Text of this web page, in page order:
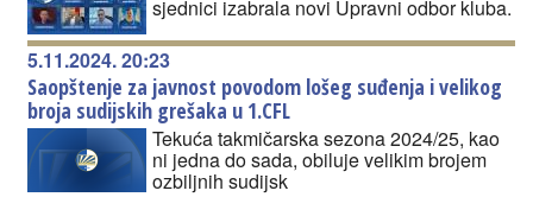
sjednici izabrala novi Upravni odbor kluba.
5.11.2024. 20:23
Saopštenje za javnost povodom lošeg suđenja i velikog
broja sudijskih grešaka u 1.CFL
Tekuća takmičarska sezona 2024/25, kao
ni jedna do sada, obiluje velikim brojem
ozbiljnih sudijsk